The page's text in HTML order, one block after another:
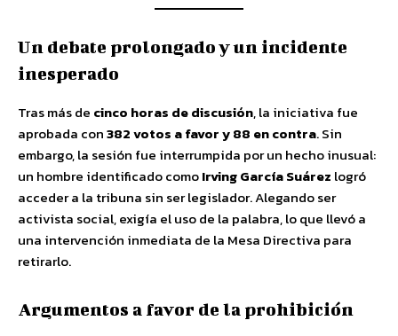
Un debate prolongado y un incidente
inesperado
Tras más de cinco horas de discusión, la iniciativa fue
aprobada con382 votos a favor y 88 en contra. Sin
embargo, la sesión fue interrumpida por un hecho inusual:
un hombre identificado comoIrving García Suárez logró
acceder a la tribuna sin ser legislador. Alegando ser
activista social, exigía el uso de la palabra, lo que llevó a
una intervención inmediata de la Mesa Directiva para
retirarlo.
Argumentos a favor de la prohibición